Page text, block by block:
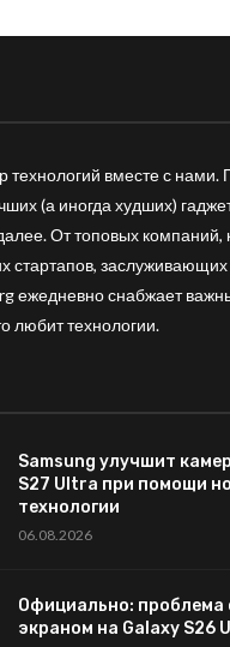
технологий вместе с нами.
(а иногда худших)
От топовых компаний,
стартапов,
ежедневно снабжает
любит технологии.
Samsung улучшит
S27 Ultra при помощи
технологии
06.08.2026
Официально: проблема
экраном на Galaxy S26